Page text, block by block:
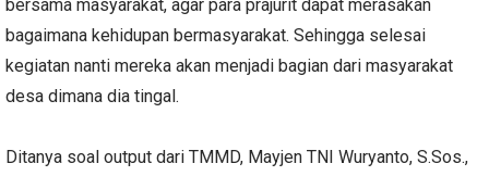
bersama masyarakat, agar para prajurit dapat merasakan
bagaimana kehidupan bermasyarakat. Sehingga selesai
kegiatan nanti mereka akan menjadi bagian dari masyarakat
desa dimana dia tingal.
Ditanya soal output dari TMMD, Mayjen TNI Wuryanto, S.Sos.,